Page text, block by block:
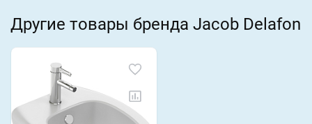
Другие товары бренда Jacob Delafon